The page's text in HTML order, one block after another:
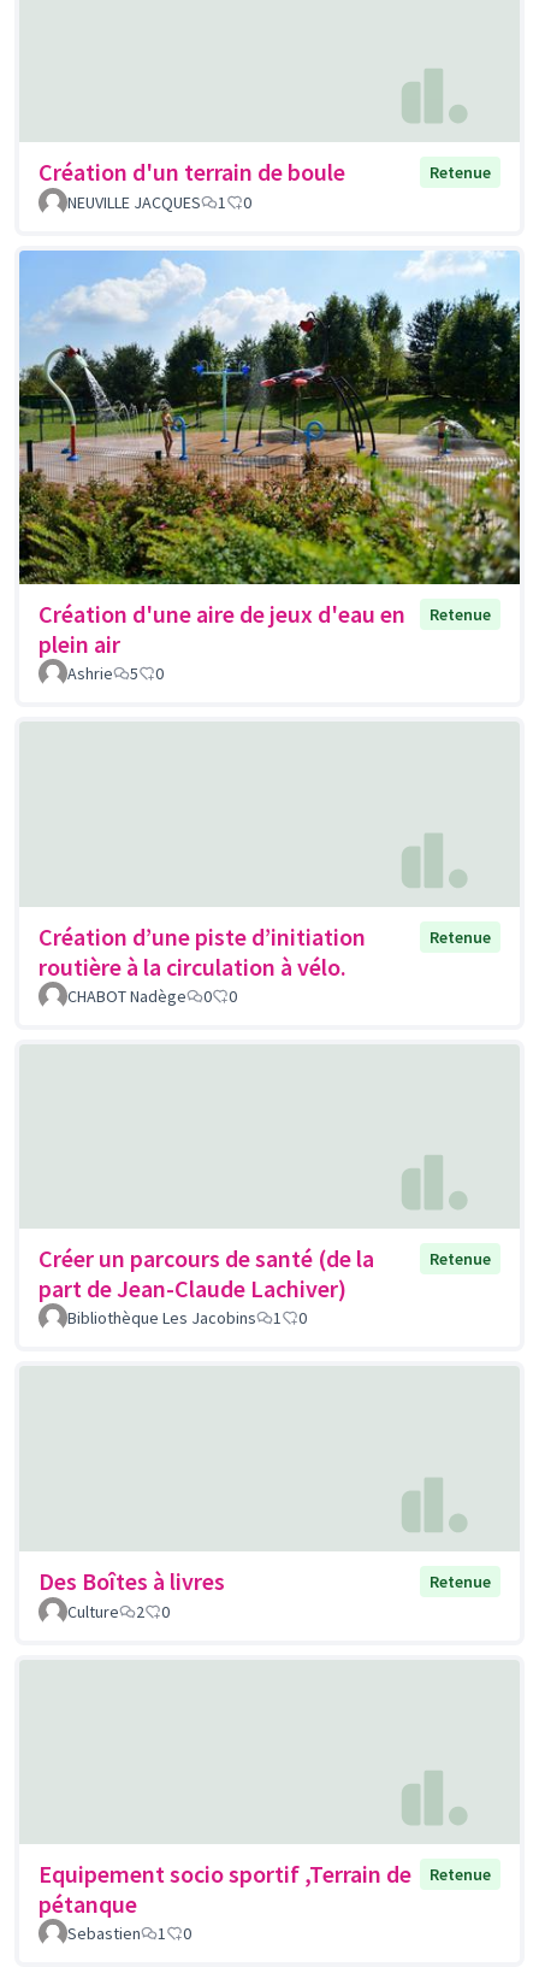
Création d'un terrain de boule
Retenue
NEUVILLE JACQUES
1 0
Création d'une aire de jeux d'eau en
plein air
Retenue
Ashrie 5 0
Création d’une piste d’initiation
routière à la circulation à vélo.
Retenue
CHABOT Nadège 0 0
Créer un parcours de santé (de la
part de Jean-Claude Lachiver)
Retenue
Bibliothèque Les Jacobins 1 0
Des Boîtes à livres
Retenue
Culture
2 0
Equipement socio sportif ,Terrain de
pétanque
Retenue
Sebastien 1 0